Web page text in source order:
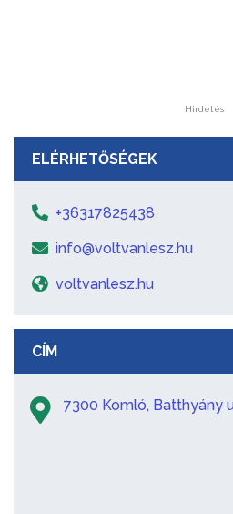
Hirdetés
ELÉRHETŐSÉGEK
+36317825438
info@voltvanlesz.hu
voltvanlesz.hu
CÍM
7300 Komló, Batthyány